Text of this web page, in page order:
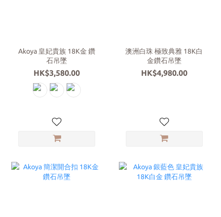
Akoya 皇妃貴族 18K金 鑽
石吊墜
HK$3,580.00
澳洲白珠 極致典雅 18K白
金鑽石吊墜
HK$4,980.00